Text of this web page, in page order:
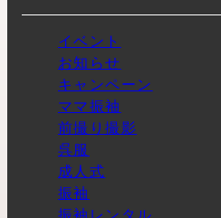
イベント
お知らせ
キャンペーン
ママ振袖
前撮り撮影
呉服
成人式
振袖
振袖レンタル